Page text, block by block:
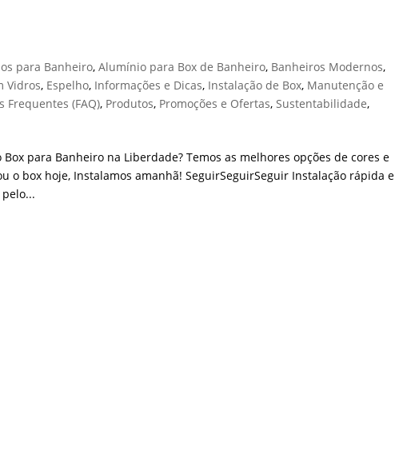
para Banheiro,Alumínio para Box de Banheiro, Banheiros Modernos,
Vidros, Espelho, Informações e Dicas, Instalação de Box, Manutenção e
Frequentes (FAQ), Produtos, Promoções e Ofertas,Sustentabilidade,
para Banheiro na Liberdade? Temos as melhores opções de cores e
o box hoje, Instalamos amanhã! SeguirSeguirSeguir Instalação rápida e